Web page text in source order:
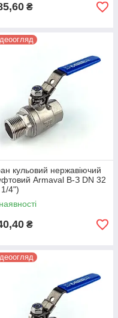
₴
кульовий нержавіючий
Armaval В-З DN 32
4")
₴